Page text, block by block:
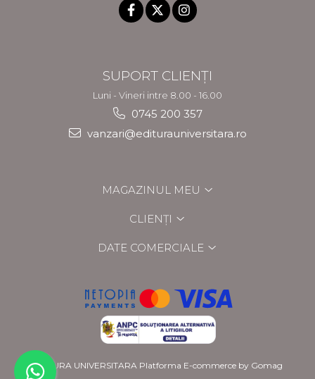
SUPORT CLIENȚI
Luni - Vineri intre 8.00 - 16.00
0745 200 357
vanzari@editurauniversitara.ro
MAGAZINUL MEU
CLIENȚI
DATE COMERCIALE
EDITURA UNIVERSITARA Platforma E-commerce by Gomag